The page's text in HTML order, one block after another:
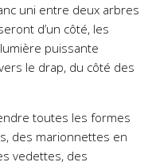
uni entre deux arbres
d’un côté, les
puissante
le drap, du côté des
toutes les formes
des marionnettes en
vedettes, des